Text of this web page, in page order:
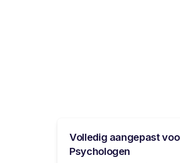
Volledig aangepast
Psychologen